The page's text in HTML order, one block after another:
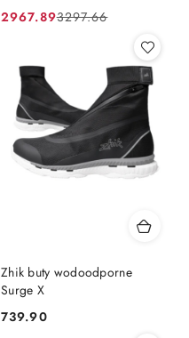
Cena
2967.89
Cena
promocją:
3297.66
Zhik buty wodoodporne
Surge X
Cena:
739.90